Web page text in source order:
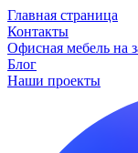
Главная страница
Контакты
Офисная мебель на
Блог
Наши проекты